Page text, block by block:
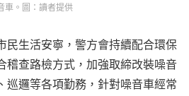
車。圖：讀者提供
民生活安寧，警方會持續配合環保
稽查路檢方式，加強取締改裝噪音
巡邏等各項勤務，針對噪音車經常